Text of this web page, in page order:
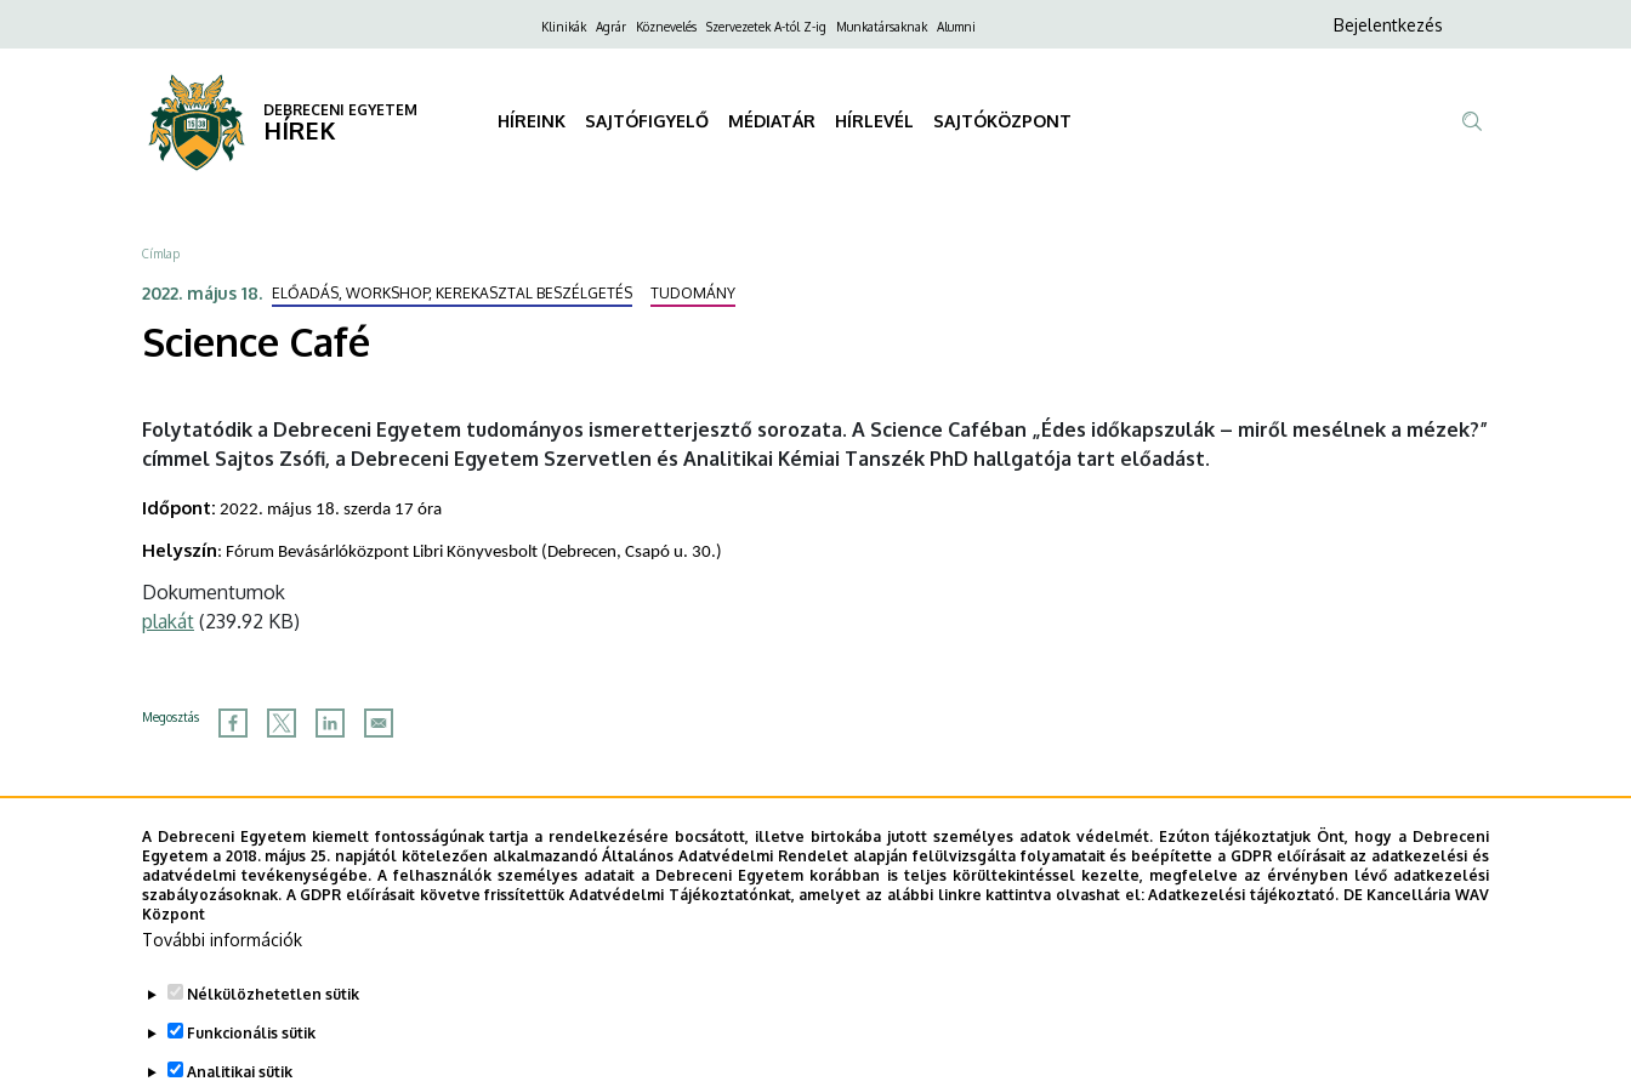
DEBRECENI
a
FelsőKlinikák Agrár Köznevelés Szervezetek A-tól Z-ig Munkatársaknak Alumni
Anonim
Bejelentkezés
DEBRECENI EGYETEM
HÍREK HÍREINK SAJTÓFIGYELŐ MÉDIATÁR HÍRLEVÉL SAJTÓKÖZPONT
Morzsa
Címlap
2022. május 18. ELŐADÁS, WORKSHOP, KEREKASZTAL BESZÉLGETÉS TUDOMÁNY
Science Café
Folytatódik a Debreceni Egyetem tudományos ismeretterjesztő sorozata. A Science Caféban „Édes időkapszulák – miről mesélnek a mézek?”
címmel Sajtos Zsófi, a Debreceni Egyetem Szervetlen és Analitikai Kémiai Tanszék PhD hallgatója tart előadást.
Időpont: 2022. május 18. szerda 17 óra
Helyszín: Fórum Bevásárlóközpont Libri Könyvesbolt (Debrecen, Csapó u. 30.)
Dokumentumok
plakát (239.92 KB)
Megosztás
A Debreceni Egyetem kiemelt fontosságúnak tartja a rendelkezésére bocsátott, illetve birtokába jutott személyes adatok védelmét. Ezúton tájékoztatjuk Önt, hogy a Debreceni
Egyetem a 2018. május 25. napjától kötelezően alkalmazandó Általános Adatvédelmi Rendelet alapján felülvizsgálta folyamatait és beépítette a GDPR előírásait az adatkezelési és
adatvédelmi tevékenységébe. A felhasználók személyes adatait a Debreceni Egyetem korábban is teljes körültekintéssel kezelte, megfelelve az érvényben lévő adatkezelési
szabályozásoknak. A GDPR előírásait követve frissítettük Adatvédelmi Tájékoztatónkat, amelyet az alábbi linkre kattintva olvashat el:Adatkezelési tájékoztató. DE Kancellária WAV
Központ
További információk
Nélkülözhetetlen sütik
Funkcionális sütik
Analitikai sütik